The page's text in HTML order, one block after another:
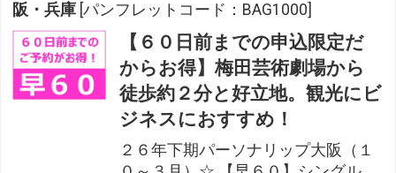
阪・兵庫 [パンフレットコード：BAG1000]
【６０日前までの申込限定だ
からお得】梅田芸術劇場から
徒歩約２分と好立地。観光にビ
ジネスにおすすめ！
２６年下期パーソナリップ大阪（１